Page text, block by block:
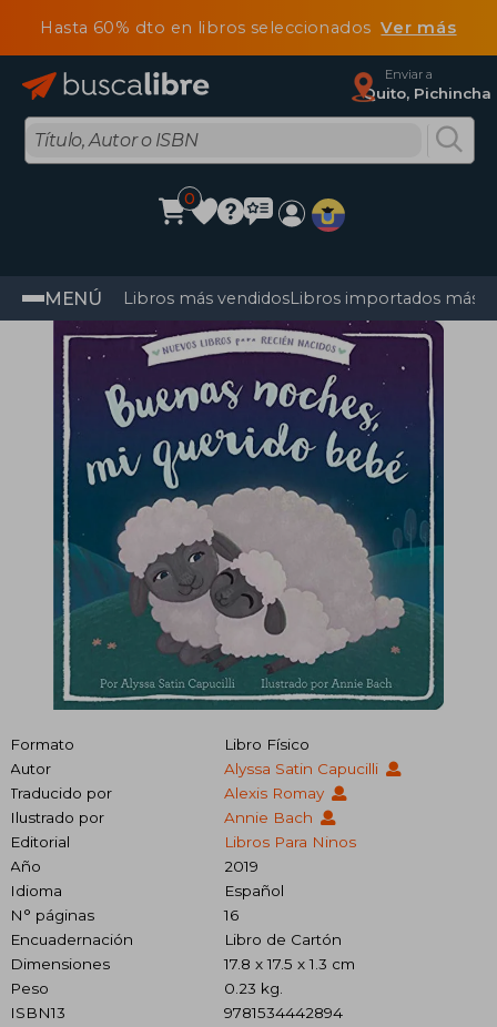
Hasta 60% dto en libros seleccionadosVer más
Enviar a
Quito, Pichincha
0
MENÚ Libros más vendidosLibros importados más
Formato
Libro Físico
Autor
Alyssa Satin Capucilli
Traducido por
Alexis Romay
Ilustrado por
Annie Bach
Editorial
Libros Para Ninos
Año
2019
Idioma
Español
N° páginas
16
Encuadernación
Libro de Cartón
Dimensiones
17.8 x 17.5 x 1.3 cm
Peso
0.23 kg.
ISBN13
9781534442894